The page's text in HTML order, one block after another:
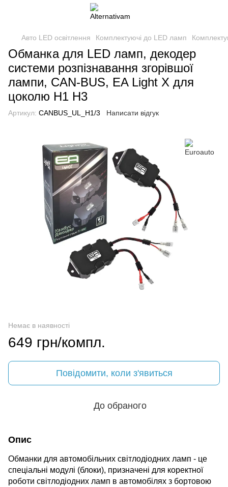
Авто LED освітлення Комплектуючі до LED ламп
Обманка для LED ламп, декодер
системи розпізнавання згорівшої
лампи, CAN-BUS, EA Light X для
цоколю H1 H3
Артикул: CANBUS_UL_H1/3 Написати відгук
Немає в наявності
649 грн/компл.
Повідомити, коли з'явиться
До обраного
Опис
Обманки для автомобільних світлодіодних ламп - це
спеціальні модулі (блоки), призначені для коректної
роботи світлодіодних ламп в автомобілях з бортовою